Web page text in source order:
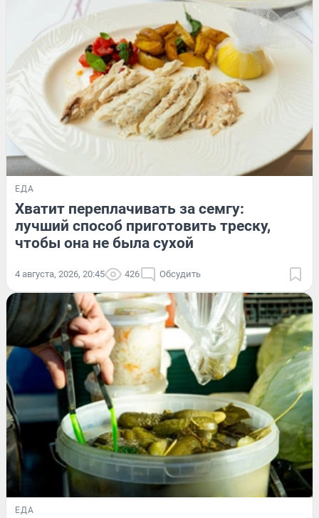
ЕДА
Хватит переплачивать за семгу:
лучший способ приготовить треску,
чтобы она не была сухой
4 августа, 2026, 20:45 426 Обсудить
ЕДА